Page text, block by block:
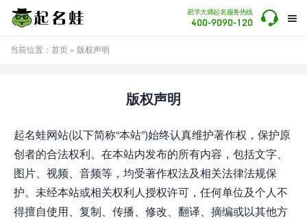

易学大师起名服务热线
400-9090-120 
当前位置： 首页 » 版权声明
版权声明
起名蛙网站(以下简称“本站”)始终认真维护著作权，保护原
创者的合法权利。在本站内发布的所有内容，包括文字、
图片、视频、音频等，均受著作权法及相关法律法规保
护。未经本站或相关权利人授权许可，任何单位及个人不
得擅自使用、复制、传播、修改、翻译、摘编或以其他方